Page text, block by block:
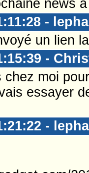
news
-
un lien
-
moi
essayer
-